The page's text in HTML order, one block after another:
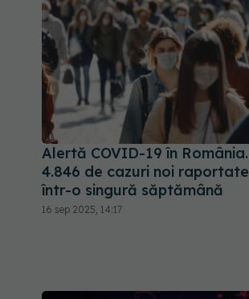
Alertă COVID-19 în România.
4.846 de cazuri noi raportate
într-o singură săptămână
16 sep 2025, 14:17